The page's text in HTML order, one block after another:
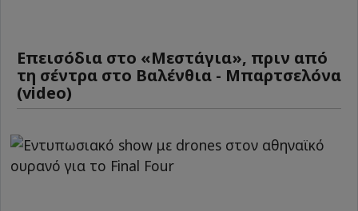
Επεισόδια στο «Μεστάγια», πριν από
τη σέντρα στο Βαλένθια - Μπαρτσελόνα
(video)